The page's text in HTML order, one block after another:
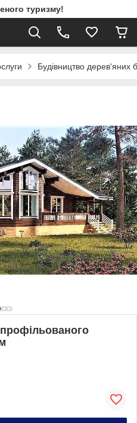
туризму!
Будівництво дерев'яних